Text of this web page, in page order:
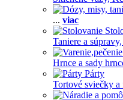
... viac
Taniere a súpravy,
Hrnce a sady
Párty
Tortové sviečky a